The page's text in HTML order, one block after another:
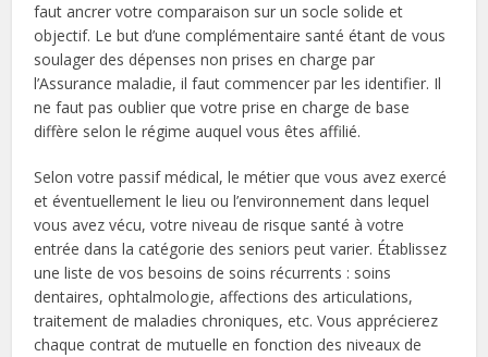
faut ancrer votre comparaison sur un socle solide et
objectif. Le but d’une complémentaire santé étant de vous
soulager des dépenses non prises en charge par
l’Assurance maladie, il faut commencer par les identifier. Il
ne faut pas oublier que votre prise en charge de base
diffère selon le régime auquel vous êtes affilié.
Selon votre passif médical, le métier que vous avez exercé
et éventuellement le lieu ou l’environnement dans lequel
vous avez vécu, votre niveau de risque santé à votre
entrée dans la catégorie des seniors peut varier. Établissez
une liste de vos besoins de soins récurrents : soins
dentaires, ophtalmologie, affections des articulations,
traitement de maladies chroniques, etc. Vous apprécierez
chaque contrat de mutuelle en fonction des niveaux de